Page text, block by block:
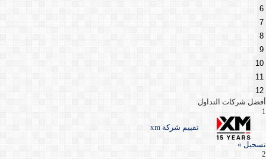
6
7
8
9
10
11
12
أفضل شركات التداول
1
تقييم شركة xm
تسجيل »
2